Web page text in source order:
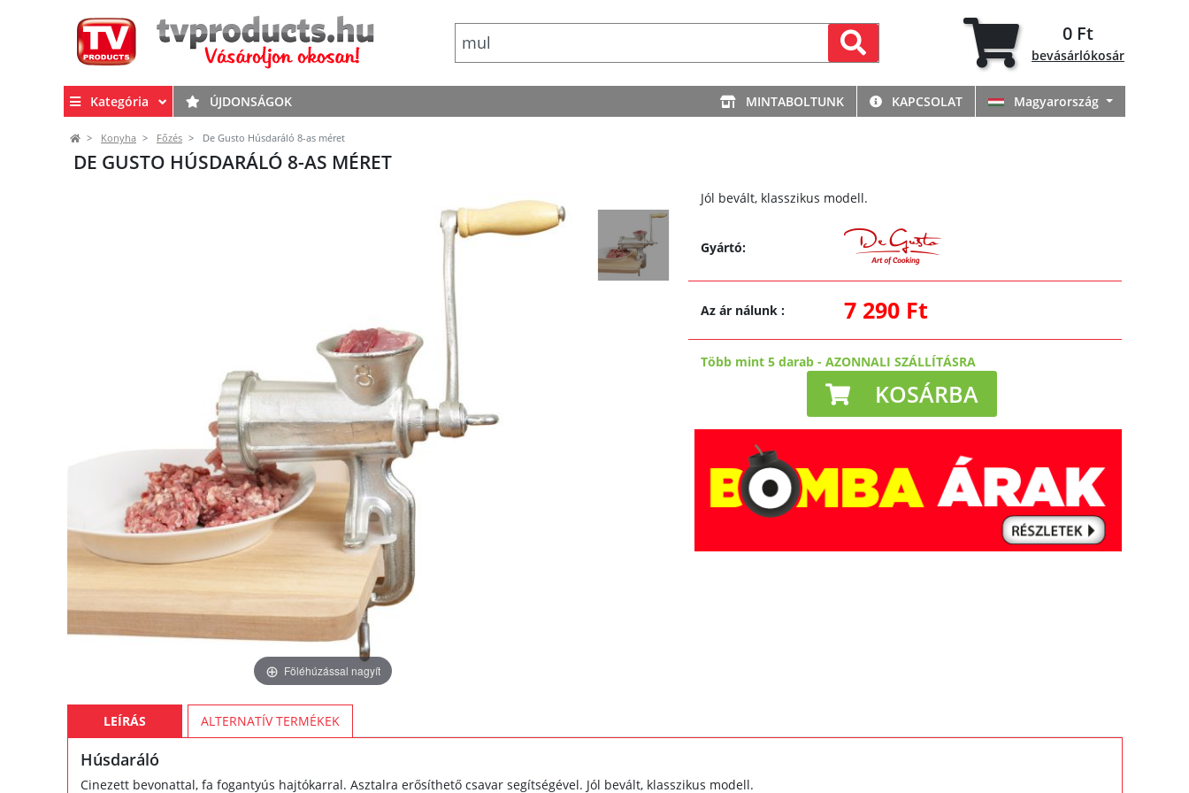
0 Ft
bevásárlókosár
Kategória ÚJDONSÁGOK MINTABOLTUNK KAPCSOLAT Magyarország
Konyha Főzés De Gusto Húsdaráló 8-as méret
DE GUSTO HÚSDARÁLÓ 8-AS MÉRET
Föléhúzással nagyít
Jól bevált, klasszikus modell.
Gyártó:
Az ár nálunk: 7 290 Ft
Több mint 5 darab -AZONNALI SZÁLLÍTÁSRA
KOSÁRBA
LEÍRÁS ALTERNATÍV TERMÉKEK
Húsdaráló
Cinezett bevonattal, fa fogantyús hajtókarral. Asztalra erősíthető csavar segítségével. Jól bevált, klasszikus modell.